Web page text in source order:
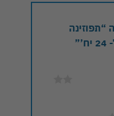
“תפוזינה